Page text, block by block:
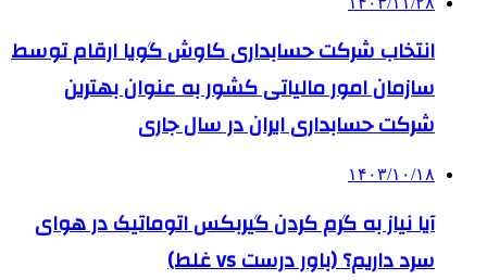
انتخاب شرکت حسابداری کاوش گویا ارقام توسط
سازمان امور مالیاتی کشور به عنوان بهترین
شرکت حسابداری ایران در سال جاری
۱۴۰۳/۱۰/۱۸
آیا نیاز به گرم کردن گیربکس اتوماتیک در هوای
سرد داریم؟ (باور درست vs غلط)